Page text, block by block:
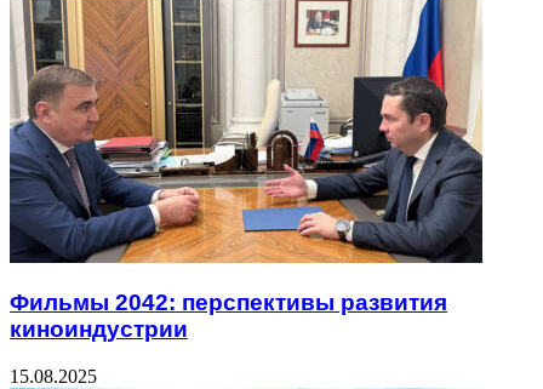
Фильмы 2042: перспективы развития
киноиндустрии
15.08.2025